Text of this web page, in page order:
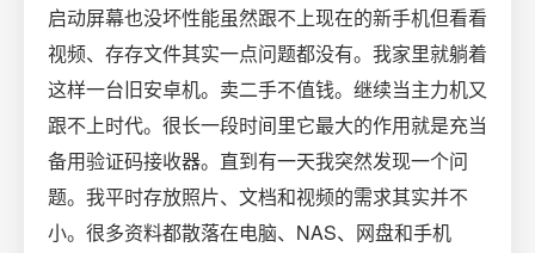
启动屏幕也没坏性能虽然跟不上现在的新手机但看看
视频、存存文件其实一点问题都没有。我家里就躺着
这样一台旧安卓机。卖二手不值钱。继续当主力机又
跟不上时代。很长一段时间里它最大的作用就是充当
备用验证码接收器。直到有一天我突然发现一个问
题。我平时存放照片、文档和视频的需求其实并不
小。很多资料都散落在电脑、NAS、网盘和手机